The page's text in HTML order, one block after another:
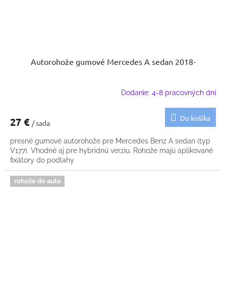
Autorohože gumové Mercedes A sedan 2018-
Dodanie: 4-8 pracovných dní
27 € / sada
Do košíka
presné gumové autorohože pre Mercedes Benz A sedan (typ
V177). Vhodné aj pre hybridnú verziu. Rohože majú aplikované
fixátory do podlahy
rohože do auta